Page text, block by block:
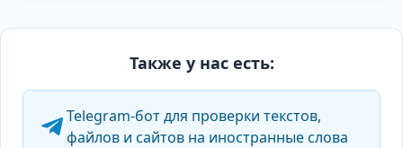
Также у нас есть:
Telegram-бот для проверки текстов,
файлов и сайтов на иностранные слова